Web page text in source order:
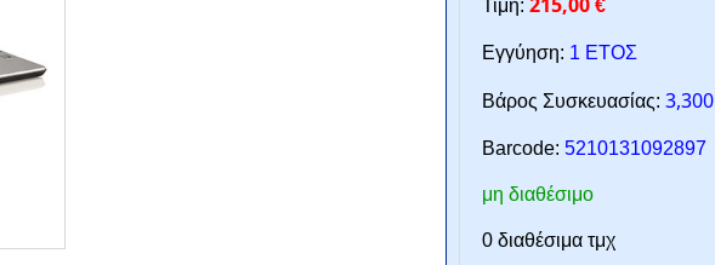
Τιμή: €
Εγγύηση: 1 ΕΤΟΣ
Βάρος Συσκευασίας: 3,300
Barcode: 5210131092897
μη διαθέσιμο
0 διαθέσιμα τμχ